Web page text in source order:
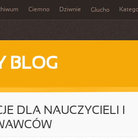
Ciemno Dziwnie Głucho
BLOG
DLA NAUCZYCIELI I